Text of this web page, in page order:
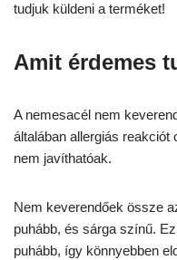
tudjuk küldeni a terméket!
Amit érdemes
A nemesacél nem
általában allergiás
nem javíthatóak.
Nem keverendőek össze
puhább, és sárga színű.
puhább, így könnyebben